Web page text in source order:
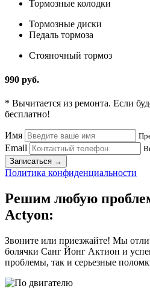
Тормозные колодки
Тормозные диски
Педаль тормоза
Стояночный тормоз
990 руб.
* Вычитается из ремонта. Если
бесплатно!
Имя
Email
Записаться →
Политика конфиденциальности
Решим любую
Actyon:
Звоните или приезжайте! Мы
болячки Санг Йонг Актион и
проблемы, так и серьезные